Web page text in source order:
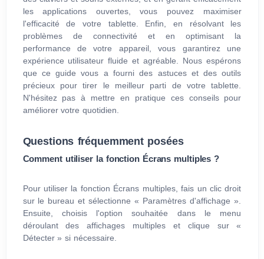
les applications ouvertes, vous pouvez maximiser
l'efficacité de votre tablette. Enfin, en résolvant les
problèmes de connectivité et en optimisant la
performance de votre appareil, vous garantirez une
expérience utilisateur fluide et agréable. Nous espérons
que ce guide vous a fourni des astuces et des outils
précieux pour tirer le meilleur parti de votre tablette.
N'hésitez pas à mettre en pratique ces conseils pour
améliorer votre quotidien.
Questions fréquemment posées
Comment utiliser la fonction Écrans multiples ?
Pour utiliser la fonction Écrans multiples, fais un clic droit
sur le bureau et sélectionne « Paramètres d'affichage ».
Ensuite, choisis l'option souhaitée dans le menu
déroulant des affichages multiples et clique sur «
Détecter » si nécessaire.